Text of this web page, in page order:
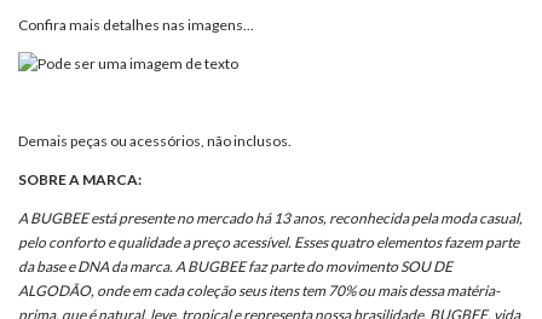
Confira mais detalhes nas imagens...
Demais peças ou acessórios, não inclusos.
SOBRE A MARCA:
A BUGBEE está presente no mercado há 13 anos, reconhecida pela moda casual,
pelo conforto e qualidade a preço acessível. Esses quatro elementos fazem parte
da base e DNA da marca. A BUGBEE faz parte do movimento SOU DE
ALGODÃO, onde em cada coleção seus itens tem 70% ou mais dessa matéria-
prima, que é natural, leve, tropical e representa nossa brasilidade. BUGBEE, vida